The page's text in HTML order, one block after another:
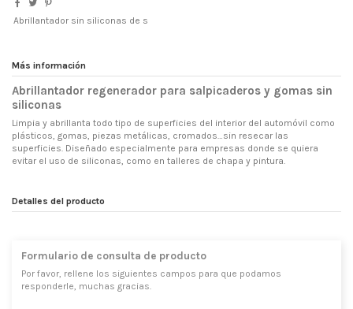
Abrillantador sin siliconas de s
Más información
Abrillantador regenerador para salpicaderos y gomas sin
siliconas
Limpia y abrillanta todo tipo de superficies del interior del automóvil como
plásticos, gomas, piezas metálicas, cromados…sin resecar las
superficies. Diseñado especialmente para empresas donde se quiera
evitar el uso de siliconas, como en talleres de chapa y pintura.
Detalles del producto
Formulario de consulta de producto
Por favor, rellene los siguientes campos para que podamos
responderle, muchas gracias.